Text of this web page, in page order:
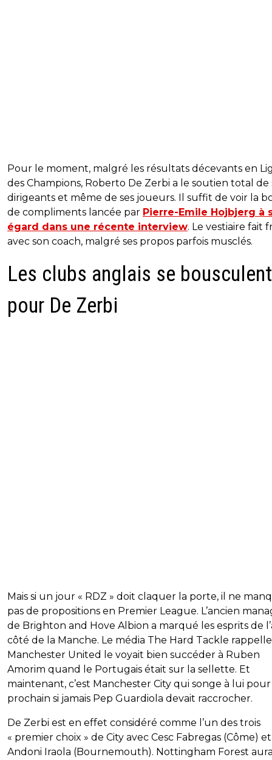
Pour le moment, malgré les résultats décevants en
des Champions, Roberto De Zerbi a le soutien total de
dirigeants et même de ses joueurs. Il suffit de voir la
de compliments lancée par Pierre-Emile Hojbjerg à
égard dans une récente interview. Le vestiaire fait
avec son coach, malgré ses propos parfois musclés.
Les clubs anglais se bousculent
pour De Zerbi
Mais si un jour « RDZ » doit claquer la porte, il ne
pas de propositions en Premier League. L’ancien
de Brighton and Hove Albion a marqué les esprits de
côté de la Manche. Le média The Hard Tackle
Manchester United le voyait bien succéder à Ruben
Amorim quand le Portugais était sur la sellette. Et
maintenant, c’est Manchester City qui songe à lui pour
prochain si jamais Pep Guardiola devait raccrocher.
De Zerbi est en effet considéré comme l’un des trois
« premier choix » de City avec Cesc Fabregas (Côme) et
Andoni Iraola (Bournemouth). Nottingham Forest